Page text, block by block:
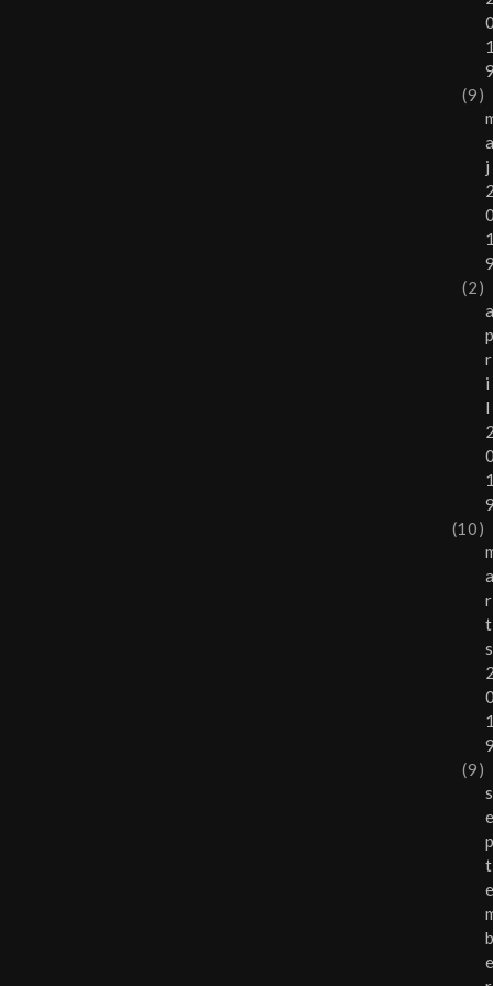
(9)
j
(2)
r
i
l
(10)
r
t
s
(9)
s
t